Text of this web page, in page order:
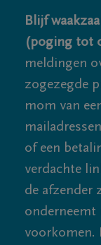
Blijf
(poging tot
meldingen
zogezegde
mom van
of een
verdachte
de afzender
onderneemt
voorkomen.